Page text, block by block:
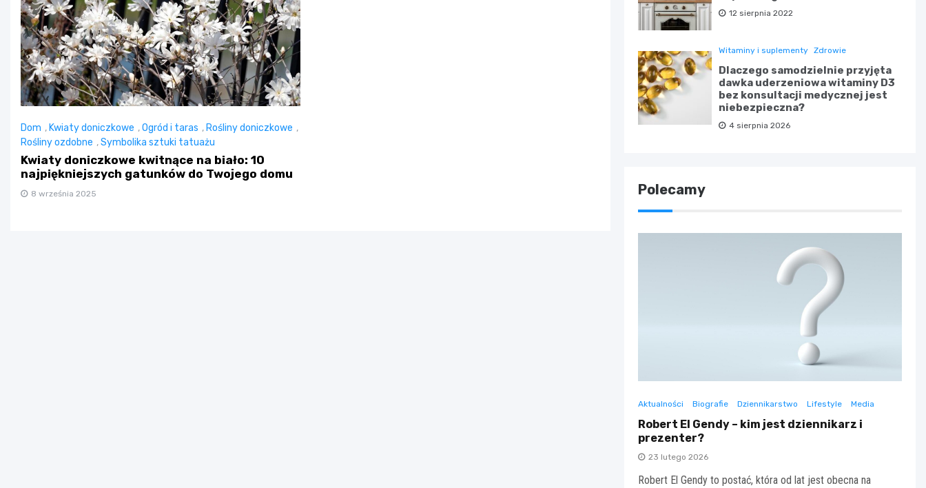
Dom , Kwiaty doniczkowe ,Ogród i taras , Rośliny doniczkowe ,
Rośliny ozdobne ,Symbolika sztuki tatuażu
Kwiaty doniczkowe kwitnące na biało: 10
najpiękniejszych gatunków do Twojego domu
8 września 2025
12 sierpnia 2022
Witaminy i suplementy Zdrowie
Dlaczego samodzielnie przyjęta
dawka uderzeniowa witaminy D3
bez konsultacji medycznej jest
niebezpieczna?
4 sierpnia 2026
Polecamy
Aktualności Biografie Dziennikarstwo Lifestyle Media
Robert El Gendy – kim jest dziennikarz i
prezenter?
23 lutego 2026
Robert El Gendy to postać, która od lat jest obecna na